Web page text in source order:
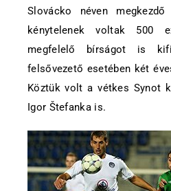
Slovácko néven
kénytelenek voltak 500
megfelelő bírságot is
felsővezető esetében két
Köztük volt a vétkes Synot
Igor Štefanka is.